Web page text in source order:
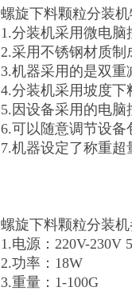
螺旋下料颗粒分装
1.分装机采用微电
2.采用不锈钢材质
3.机器采用的是双
4.分装机采用坡度
5.因设备采用的电
6.可以随意调节设备
7.机器设定了称重
螺旋下料颗粒分装
1.电源：220V-230V
2.功率：18W
3.重量：1-100G